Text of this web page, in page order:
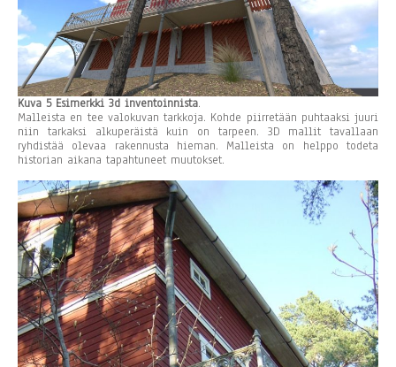
Kuva 5 Esimerkki 3d inventoinnista.
Malleista en tee valokuvan tarkkoja. Kohde piirretään puhtaaksi juuri
niin tarkaksi alkuperäistä kuin on tarpeen. 3D mallit tavallaan
ryhdistää olevaa rakennusta hieman. Malleista on helppo todeta
historian aikana tapahtuneet muutokset.